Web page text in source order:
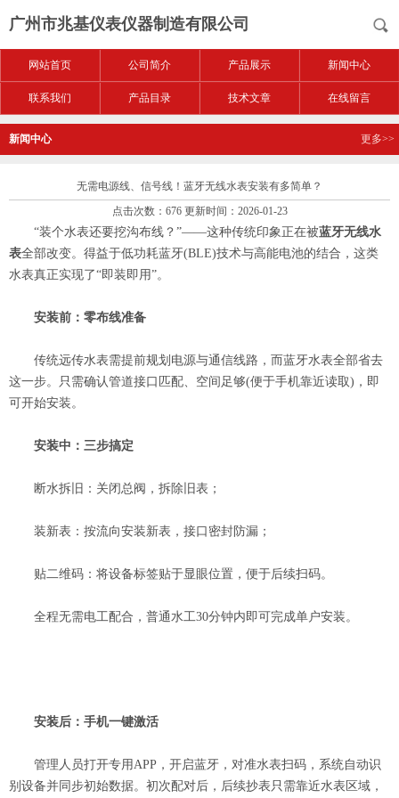
广州市兆基仪表仪器制造有限公司
网站首页 公司简介 产品展示 新闻中心
联系我们 产品目录 技术文章 在线留言
新闻中心 更多>>
无需电源线、信号线！蓝牙无线水表安装有多简单？
点击次数：676 更新时间：2026-01-23
“装个水表还要挖沟布线？”——这种传统印象正在被蓝牙无线水
表全部改变。得益于低功耗蓝牙(BLE)技术与高能电池的结合，这类
水表真正实现了“即装即用”。
安装前：零布线准备
传统远传水表需提前规划电源与通信线路，而蓝牙水表全部省去
这一步。只需确认管道接口匹配、空间足够(便于手机靠近读取)，即
可开始安装。
安装中：三步搞定
断水拆旧：关闭总阀，拆除旧表；
装新表：按流向安装新表，接口密封防漏；
贴二维码：将设备标签贴于显眼位置，便于后续扫码。
全程无需电工配合，普通水工30分钟内即可完成单户安装。
安装后：手机一键激活
管理人员打开专用APP，开启蓝牙，对准水表扫码，系统自动识
别设备并同步初始数据。初次配对后，后续抄表只需靠近水表区域，